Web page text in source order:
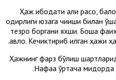
Ҳаж ибодати ақли расо,
қодирлиги юзага чиқиши билан
тезроқ боргани яхши. Бошқа
авло. Кечиктириб қилган ҳажи
Ҳажнинг фарз бўлиш
Нафақа ўртача